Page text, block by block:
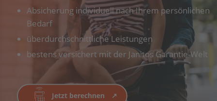
Absicherung individuell nach Ihrem persönlichen
Bedarf
überdurchschnittliche Leistungen
bestens versichert mit der Janitos Garantie-Welt
Jetzt berechnen